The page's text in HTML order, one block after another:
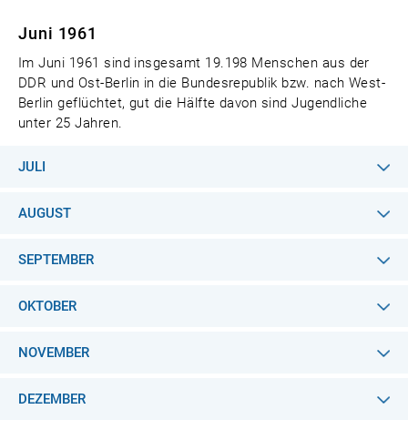
Juni 1961
Im Juni 1961 sind insgesamt 19.198 Menschen aus der
DDR und Ost-Berlin in die Bundesrepublik bzw. nach West-
Berlin geflüchtet, gut die Hälfte davon sind Jugendliche
unter 25 Jahren.
JULI
AUGUST
SEPTEMBER
OKTOBER
NOVEMBER
DEZEMBER